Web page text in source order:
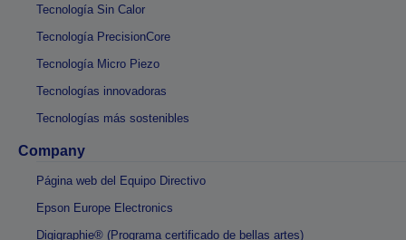
Tecnología Sin Calor
Tecnología PrecisionCore
Tecnología Micro Piezo
Tecnologías innovadoras
Tecnologías más sostenibles
Company
Página web del Equipo Directivo
Epson Europe Electronics
Digigraphie® (Programa certificado de bellas artes)